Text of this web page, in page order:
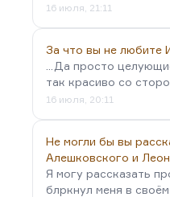
16 июля, 21:11
За что вы не любите
...Да просто
так красиво со
16 июля, 20:11
Не могли бы вы
Алешковского и
Я могу рассказать
блркнул меня в